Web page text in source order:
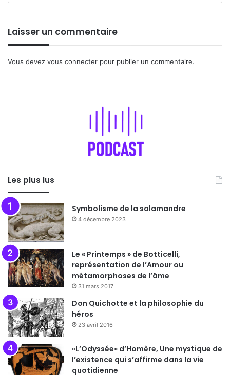
Laisser un commentaire
Vous devez vous connecter pour publier un commentaire.
Les plus lus
Symbolisme de la salamandre
4 décembre 2023
Le « Printemps » de Botticelli,
représentation de l’Amour ou
métamorphoses de l’âme
31 mars 2017
Don Quichotte et la philosophie du
héros
23 avril 2016
«L’Odyssée» d’Homère, Une mystique de
l’existence qui s’affirme dans la vie
quotidienne